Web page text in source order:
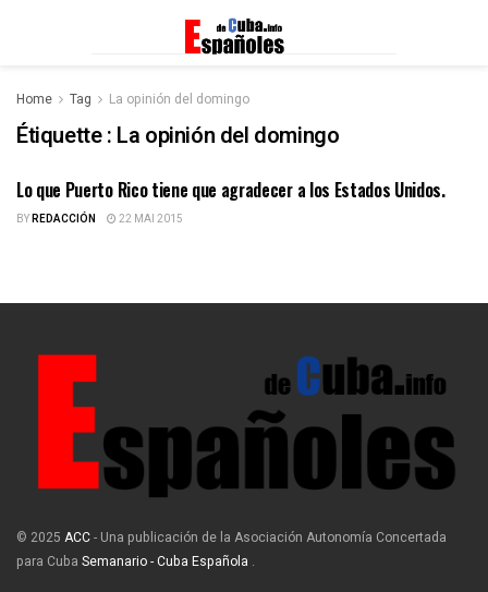
Home Tag La opinión del domingo
Étiquette : La opinión del domingo
ESPAÑOLES DE CUBA
Lo que Puerto Rico tiene que agradecer a los Estados Unidos.
BYREDACCIÓN 22 MAI 2015
© 2025 ACC- Una publicación de la Asociación Autonomía Concertada
para Cuba Semanario - Cuba Española .